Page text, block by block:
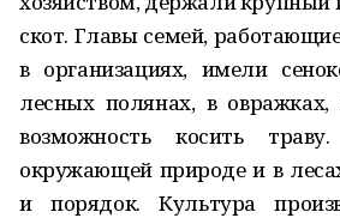
скот. Главы семей,
в организациях, имели
лесных полянах, в
возможность косить
окружающей природе и в
и порядок. Культура